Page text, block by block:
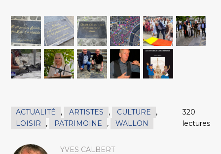
ACTUALITÉ , ARTISTES , CULTURE
,
LOISIR
, PATRIMOINE , WALLON
320
lectures
YVES CALBERT